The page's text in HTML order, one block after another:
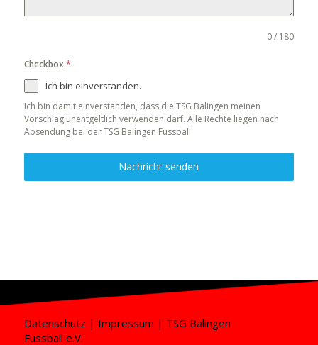
0 / 180
Checkbox*
Ich bin einverstanden.
Ich bin damit einverstanden, dass die TSG Balingen meinen
Vorschlag unentgeltlich verwenden darf. Alle Rechte liegen nach
Absendung bei der TSG Balingen Fussball.
Nachricht senden
Datenschutz| Impressum | TSG Balingen
Fussball e.V.